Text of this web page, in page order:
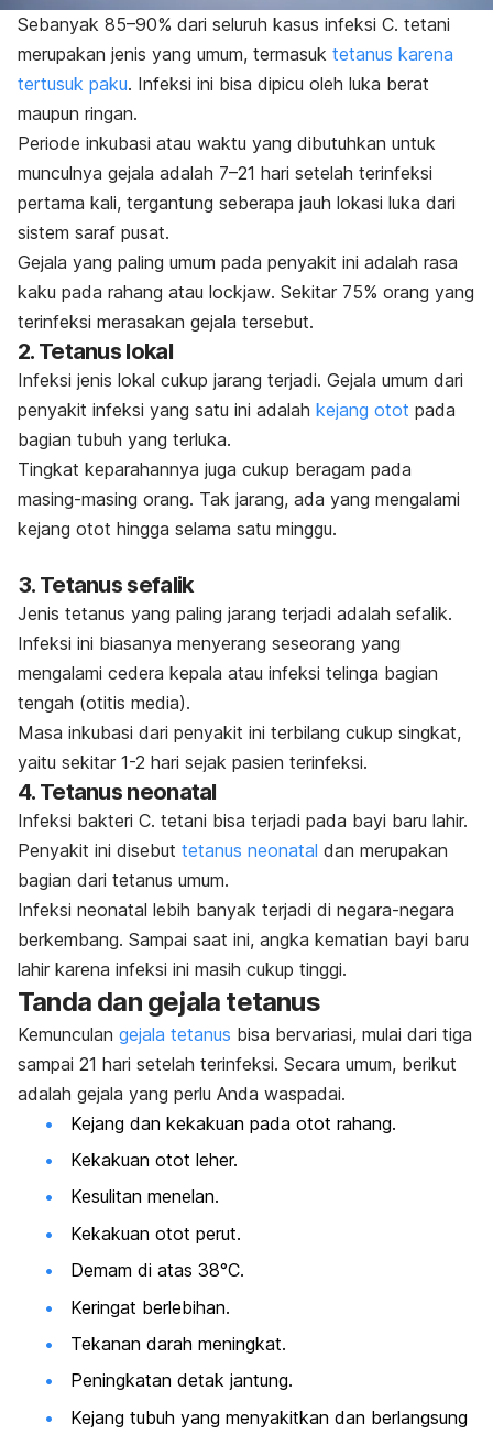
Sebanyak 85–90% dari seluruh kasus infeksi C. tetani
merupakan jenis yang umum, termasuk tetanus karena
tertusuk paku. Infeksi ini bisa dipicu oleh luka berat
maupun ringan.
Periode inkubasi atau waktu yang dibutuhkan untuk
munculnya gejala adalah 7–21 hari setelah terinfeksi
pertama kali, tergantung seberapa jauh lokasi luka dari
sistem saraf pusat.
Gejala yang paling umum pada penyakit ini adalah rasa
kaku pada rahang atau lockjaw. Sekitar 75% orang yang
terinfeksi merasakan gejala tersebut.
2. Tetanus lokal
Infeksi jenis lokal cukup jarang terjadi. Gejala umum dari
penyakit infeksi yang satu ini adalah kejang otot pada
bagian tubuh yang terluka.
Tingkat keparahannya juga cukup beragam pada
masing-masing orang. Tak jarang, ada yang mengalami
kejang otot hingga selama satu minggu.
3. Tetanus sefalik
Jenis tetanus yang paling jarang terjadi adalah sefalik.
Infeksi ini biasanya menyerang seseorang yang
mengalami cedera kepala atau infeksi telinga bagian
tengah (otitis media).
Masa inkubasi dari penyakit ini terbilang cukup singkat,
yaitu sekitar 1-2 hari sejak pasien terinfeksi.
4. Tetanus neonatal
Infeksi bakteri C. tetani bisa terjadi pada bayi baru lahir.
Penyakit ini disebut tetanus neonatal dan merupakan
bagian dari tetanus umum.
Infeksi neonatal lebih banyak terjadi di negara-negara
berkembang. Sampai saat ini, angka kematian bayi baru
lahir karena infeksi ini masih cukup tinggi.
Tanda dan gejala tetanus
Kemunculan gejala tetanus bisa bervariasi, mulai dari tiga
sampai 21 hari setelah terinfeksi. Secara umum, berikut
adalah gejala yang perlu Anda waspadai.
Kejang dan kekakuan pada otot rahang.
Kekakuan otot leher.
Kesulitan menelan.
Kekakuan otot perut.
Demam di atas 38°C.
Keringat berlebihan.
Tekanan darah meningkat.
Peningkatan detak jantung.
Kejang tubuh yang menyakitkan dan berlangsung